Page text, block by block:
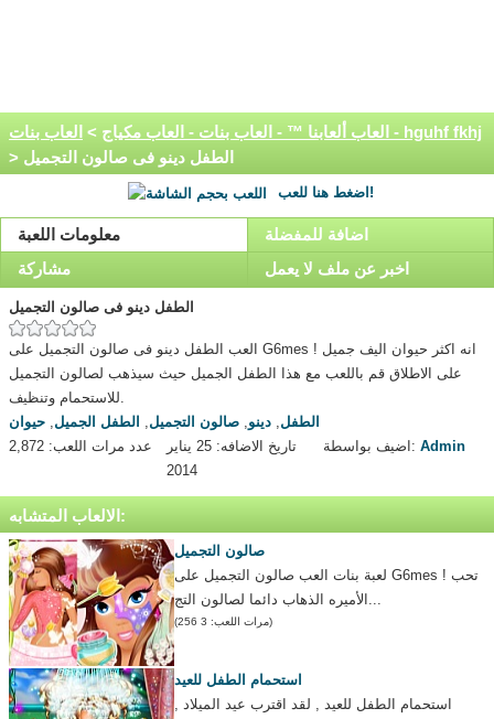
العاب ألعابنا ™ - العاب بنات - العاب مكياج >
العاب بنات - hguhf fkhj
> الطفل دينو فى صالون التجميل
اضغط هنا للعب!
معلومات اللعبة
اضافة للمفضلة
مشاركة
اخبر عن ملف لا يعمل
الطفل دينو فى صالون التجميل
العب الطفل دينو فى صالون التجميل على G6mes ! انه اكثر حيوان اليف جميل
على الاطلاق قم باللعب مع هذا الطفل الجميل حيث سيذهب لصالون التجميل
للاستحمام وتنظيف.
الطفل, دينو, صالون التجميل, الطفل الجميل, حيوان
عدد مرات اللعب: 2,872
تاريخ الاضافه: 25 يناير
2014
اضيف بواسطة:Admin
الالعاب المتشابه:
صالون التجميل
لعبة بنات العب صالون التجميل على G6mes ! تحب
الأميره الذهاب دائما لصالون التج...
(مرات اللعب: 3 256)
استحمام الطفل للعيد
استحمام الطفل للعيد , لقد اقترب عيد الميلاد ,